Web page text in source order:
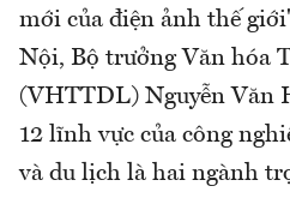
mới của điện ảnh thế
Nội, Bộ trưởng Văn hóa
(VHTTDL) Nguyễn Văn
12 lĩnh vực của công
và du lịch là hai ngành